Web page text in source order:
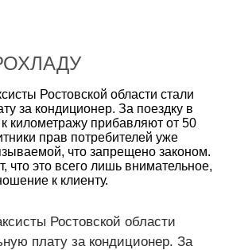
Ростовской области стали
за кондиционер. За поездку в
километражу прибавляют от 50
прав потребителей уже
что запрещено законом.
что это всего лишь внимательное,
к клиенту.
Ростовской области
плату за кондиционер. За